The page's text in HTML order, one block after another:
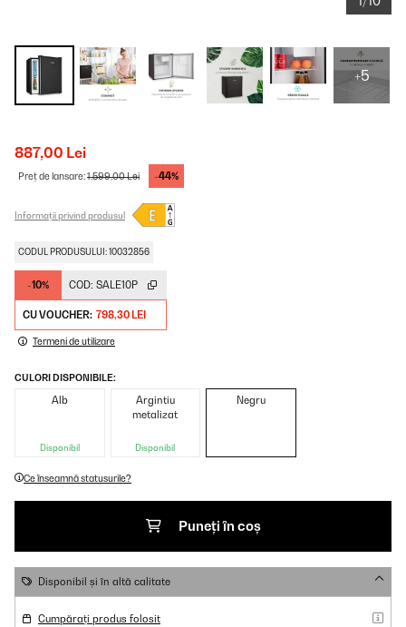
+5
887,00 Lei
Preț de lansare:1.599,00 Lei -44%
Informații privind produsul
CODUL PRODUSULUI: 10032856
-10% COD: SALE10P
CU VOUCHER: 798,30 LEI
Termeni de utilizare
CULORI DISPONIBILE:
Alb
Disponibil
Argintiu
metalizat
Disponibil
Negru
Ce înseamnă statusurile?
Puneți în coș
Disponibil și în altă calitate
Cumpărați produs folosit